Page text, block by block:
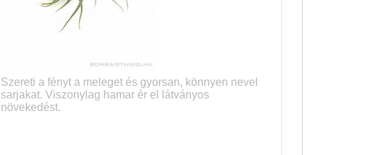
Szereti a fényt a meleget és gyorsan, könnyen nevel
sarjakat. Viszonylag hamar ér el látványos
növekedést.